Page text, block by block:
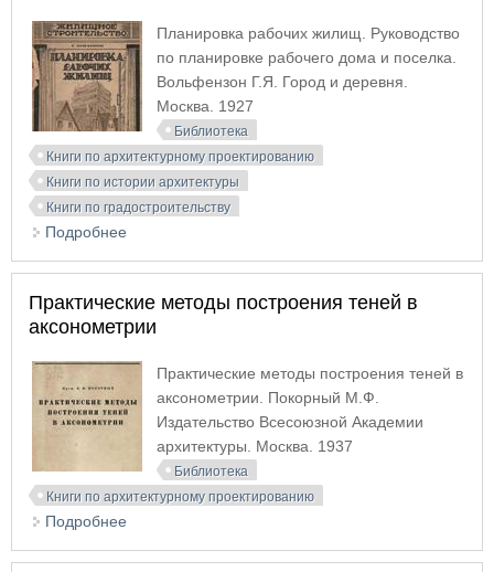
Планировка рабочих жилищ. Руководство
по планировке рабочего дома и поселка.
Вольфензон Г.Я. Город и деревня.
Москва. 1927
Библиотека
Книги по архитектурному проектированию
Книги по истории архитектуры
Книги по градостроительству
Подробнее
Практические методы построения теней в
аксонометрии
Практические методы построения теней в
аксонометрии. Покорный М.Ф.
Издательство Всесоюзной Академии
архитектуры. Москва. 1937
Библиотека
Книги по архитектурному проектированию
Подробнее